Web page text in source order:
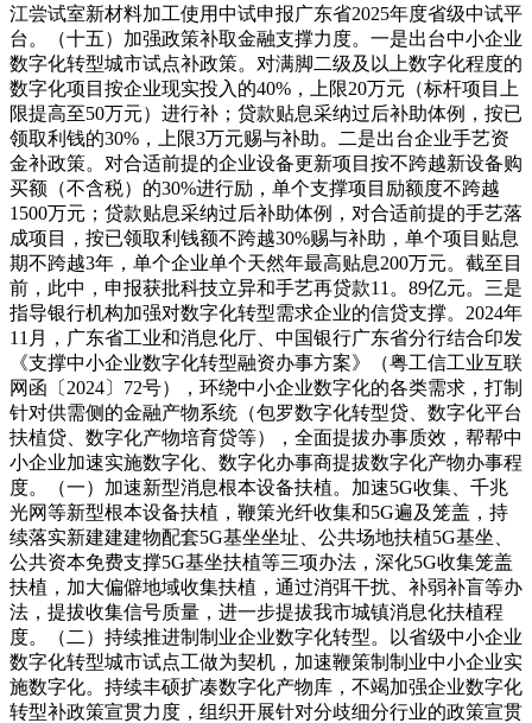
江尝试室新材料加工使用中试申报广东省2025年度省级中试平
台。（十五）加强政策补取金融支撑力度。一是出台中小企业
数字化转型城市试点补政策。对满脚二级及以上数字化程度的
数字化项目按企业现实投入的40%，上限20万元（标杆项目上
限提高至50万元）进行补；贷款贴息采纳过后补助体例，按已
领取利钱的30%，上限3万元赐与补助。二是出台企业手艺资
金补政策。对合适前提的企业设备更新项目按不跨越新设备购
买额（不含税）的30%进行励，单个支撑项目励额度不跨越
1500万元；贷款贴息采纳过后补助体例，对合适前提的手艺落
成项目，按已领取利钱额不跨越30%赐与补助，单个项目贴息
期不跨越3年，单个企业单个天然年最高贴息200万元。截至目
前，此中，申报获批科技立异和手艺再贷款11。89亿元。三是
指导银行机构加强对数字化转型需求企业的信贷支撑。2024年
11月，广东省工业和消息化厅、中国银行广东省分行结合印发
《支撑中小企业数字化转型融资办事方案》（粤工信工业互联
网函〔2024〕72号），环绕中小企业数字化的各类需求，打制
针对供需侧的金融产物系统（包罗数字化转型贷、数字化平台
扶植贷、数字化产物培育贷等），全面提拔办事质效，帮帮中
小企业加速实施数字化、数字化办事商提拔数字化产物办事程
度。（一）加速新型消息根本设备扶植。加速5G收集、千兆
光网等新型根本设备扶植，鞭策光纤收集和5G遍及笼盖，持
续落实新建建建物配套5G基坐坐址、公共场地扶植5G基坐、
公共资本免费支撑5G基坐扶植等三项办法，深化5G收集笼盖
扶植，加大偏僻地域收集扶植，通过消弭干扰、补弱补盲等办
法，提拔收集信号质量，进一步提拔我市城镇消息化扶植程
度。（二）持续推进制制业企业数字化转型。以省级中小企业
数字化转型城市试点工做为契机，加速鞭策制制业中小企业实
施数字化。持续丰硕扩凑数字化产物库，不竭加强企业数字化
转型补政策宣贯力度，组织开展针对分歧细分行业的政策宣贯